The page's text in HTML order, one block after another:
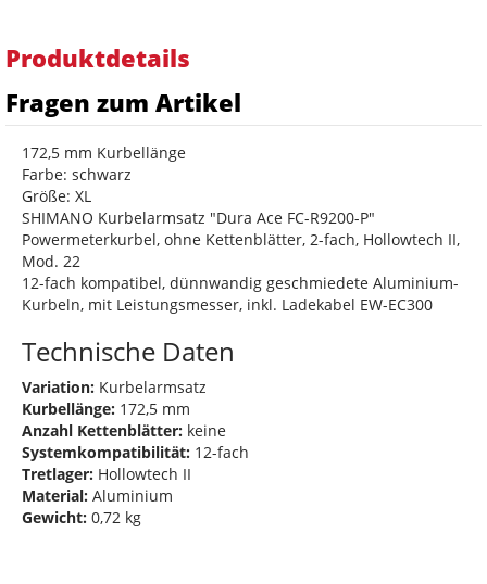
Produktdetails
Fragen zum Artikel
172,5 mm Kurbellänge
Farbe: schwarz
Größe: XL
SHIMANO Kurbelarmsatz "Dura Ace FC-R9200-P"
Powermeterkurbel, ohne Kettenblätter, 2-fach, Hollowtech II,
Mod. 22
12-fach kompatibel, dünnwandig geschmiedete Aluminium-
Kurbeln, mit Leistungsmesser, inkl. Ladekabel EW-EC300
Technische Daten
Variation: Kurbelarmsatz
Kurbellänge: 172,5 mm
Anzahl Kettenblätter: keine
Systemkompatibilität: 12-fach
Tretlager: Hollowtech II
Material: Aluminium
Gewicht: 0,72 kg